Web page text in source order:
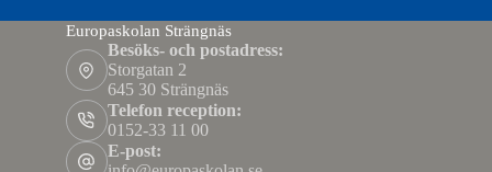
Europaskolan Strängnäs
Besöks- och postadress:
Storgatan 2
645 30 Strängnäs
Telefon reception:
0152-33 11 00
E-post: